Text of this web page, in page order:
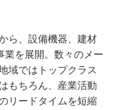
ら、設備機器、建材
業を展開。数々のメー
域ではトップクラス
もちろん、産業活動
リードタイムを短縮